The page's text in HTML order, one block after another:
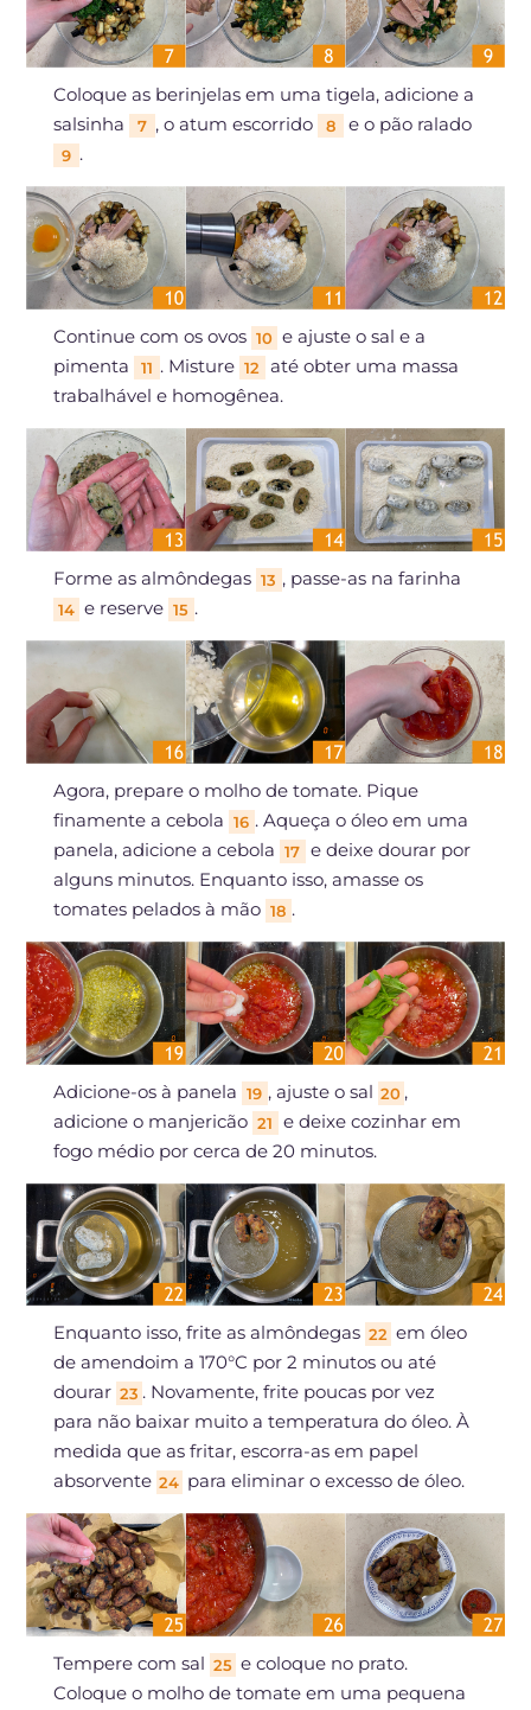
Coloque as berinjelas em uma tigela, adicione a
salsinha
7 , o atum escorrido 8 e o pão ralado
9 .
Continue com os ovos 10 e ajuste o sal e a
pimenta
11 . Misture 12
até obter uma massa
trabalhável e homogênea.
Forme as almôndegas 13 , passe-as na farinha
14 e reserve 15 .
Agora, prepare o molho de tomate. Pique
finamente a cebola 16 . Aqueça o óleo em uma
panela, adicione a cebola 17 e deixe dourar por
alguns minutos. Enquanto isso, amasse os
tomates pelados à mão 18 .
Adicione-os à panela 19 , ajuste o sal 20 ,
adicione o manjericão 21
e deixe cozinhar em
fogo médio por cerca de 20 minutos.
Enquanto isso, frite as almôndegas 22 em óleo
de amendoim a 170°C por 2 minutos ou até
dourar 23 . Novamente, frite poucas por vez
para não baixar muito a temperatura do óleo. À
medida que as fritar, escorra-as em papel
absorvente 24 para eliminar o excesso de óleo.
Tempere com sal 25 e coloque no prato.
Coloque o molho de tomate em uma pequena